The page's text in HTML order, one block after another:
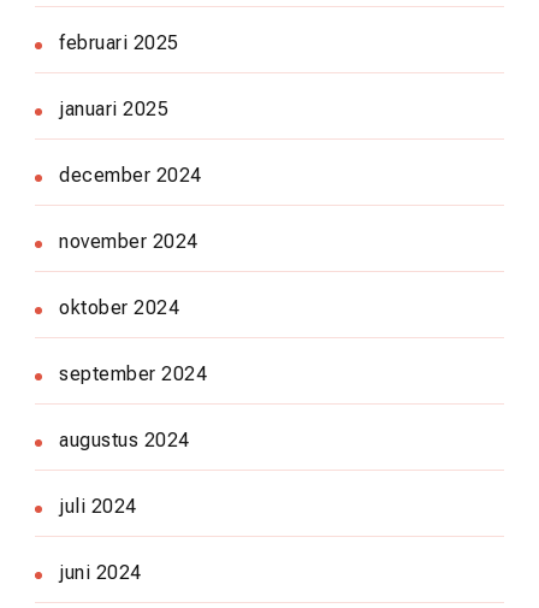
februari 2025
januari 2025
december 2024
november 2024
oktober 2024
september 2024
augustus 2024
juli 2024
juni 2024